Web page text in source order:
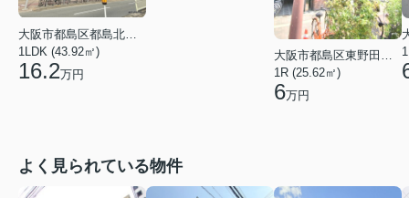
大阪市都島区都島北通１丁目
1LDK (43.92㎡)
16.2万円
大阪市都島区東野田町４丁目
1R (25.62㎡)
6万円
よく見られている物件